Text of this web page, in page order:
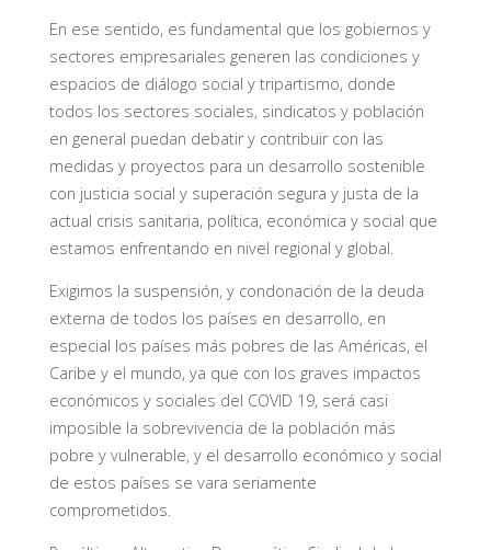
En ese sentido, es fundamental que los gobiernos y
sectores empresariales generen las condiciones y
espacios de diálogo social y tripartismo, donde
todos los sectores sociales, sindicatos y población
en general puedan debatir y contribuir con las
medidas y proyectos para un desarrollo sostenible
con justicia social y superación segura y justa de la
actual crisis sanitaria, política, económica y social que
estamos enfrentando en nivel regional y global.
Exigimos la suspensión, y condonación de la deuda
externa de todos los países en desarrollo, en
especial los países más pobres de las Américas, el
Caribe y el mundo, ya que con los graves impactos
económicos y sociales del COVID 19, será casi
imposible la sobrevivencia de la población más
pobre y vulnerable, y el desarrollo económico y social
de estos países se vara seriamente
comprometidos.